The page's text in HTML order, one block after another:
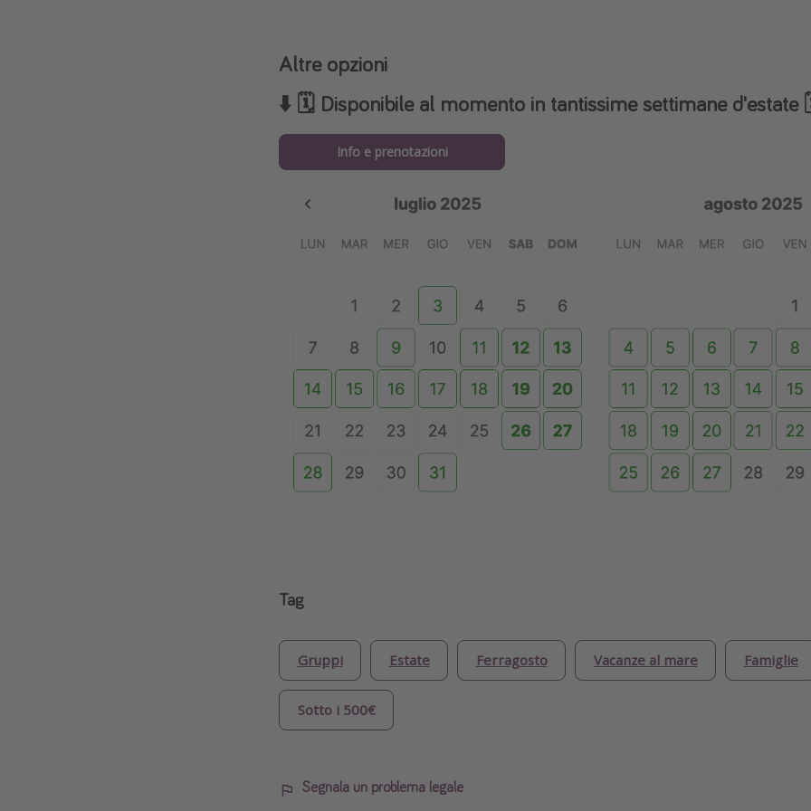
Altre opzioni
⬇️ 🗓️ Disponibile al momento in tantissime settimane
Info e prenotazioni
Tag
Gruppi Estate Ferragosto Vacanze al mare Famiglie
Sotto i 500€
Segnala un problema legale